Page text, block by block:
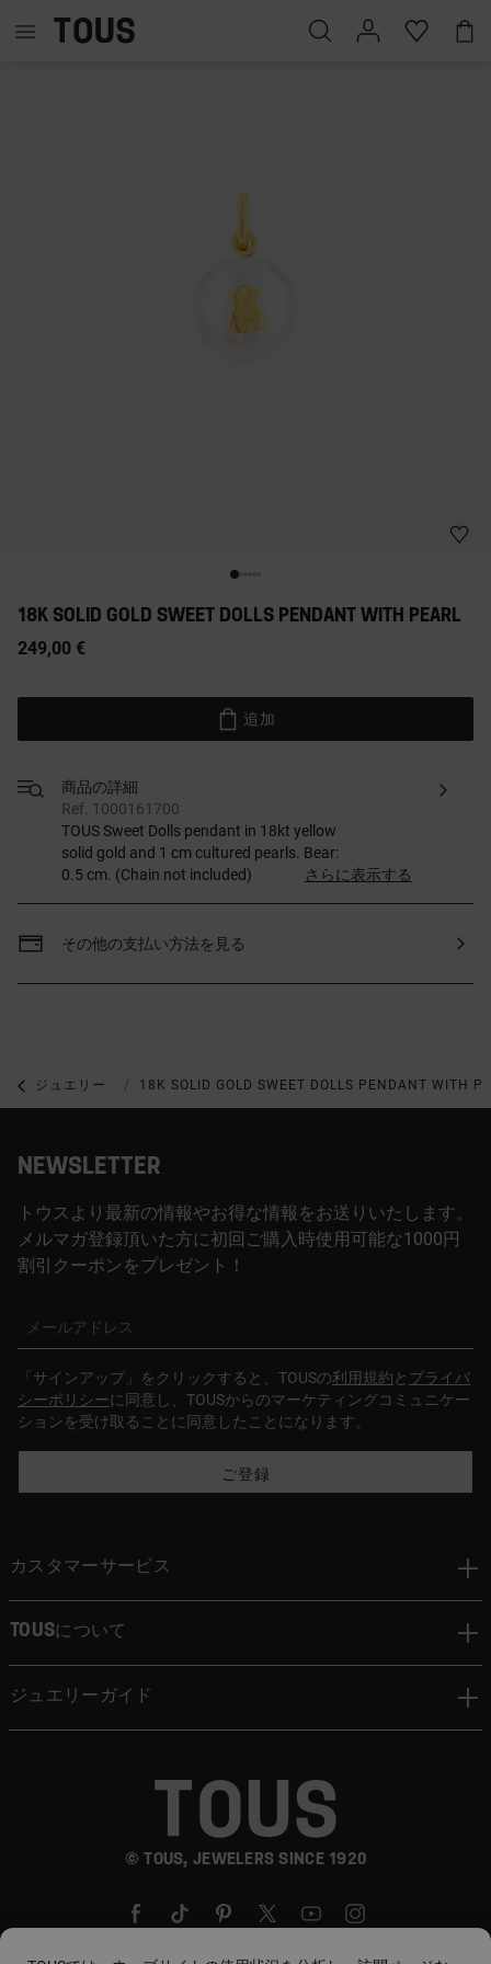
18K SOLID GOLD SWEET DOLLS PENDANT WITH PEARL
249,00 €
追加
商品の詳細
Ref. 1000161700
TOUS Sweet Dolls pendant in 18kt yellow
solid gold and 1 cm cultured pearls. Bear:
0.5 cm. (Chain not included)
さらに表示する
その他の支払い方法を見る
ジュエリー パール付きジュエリー
18K SOLID GOLD SWEET DOLLS PENDANT WITH
NEWSLETTER
トウスより最新の情報やお得な情報をお送りいたします。
メルマガ登録頂いた方に初回ご購入時使用可能な1000円
割引クーポンをプレゼント！
メールアドレス
「サインアップ」をクリックすると、TOUSの利用規約と プライバ
シーポリシーに同意し、TOUSからのマーケティングコミュニケー
ションを受け取ることに同意したことになります。
ご登録
© TOUS, JEWELERS SINCE 1920
カスタマーサービス
TOUSについて
ジュエリーガイド